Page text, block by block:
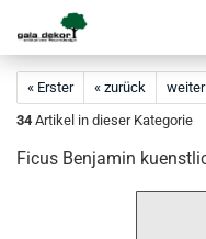
« Erster « zurück weiter
34 Artikel in dieser Kategorie
Ficus Benjamin